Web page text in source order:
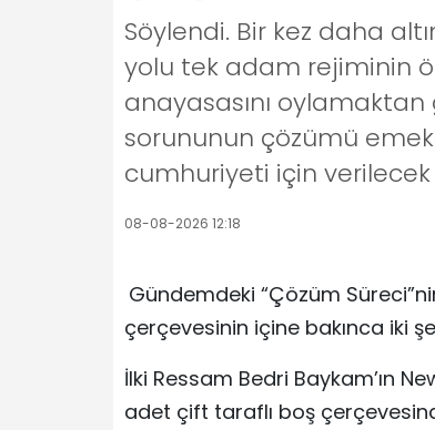
Söylendi. Bir kez daha
yolu tek adam rejiminin
anayasasını
sorununun çözümü
cumhuriyeti için
08-08-2026 12:18
Gündemdeki “Çözüm
çerçevesinin içine bakınca iki
İlki Ressam Bedri Baykam’ın
adet çift taraflı boş